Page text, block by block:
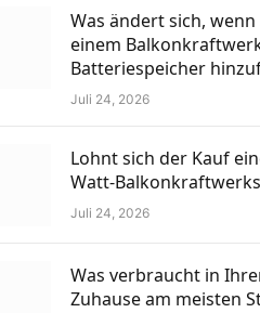
Was ändert sich, wenn
einem
Batteriespeicher
Juli 24, 2026
Lohnt sich der Kauf
Watt-
Juli 24, 2026
Was verbraucht in
Zuhause am meisten